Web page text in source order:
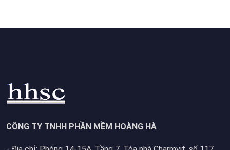
CÔNG TY TNHH PHẦN MỀM HOÀNG HÀ